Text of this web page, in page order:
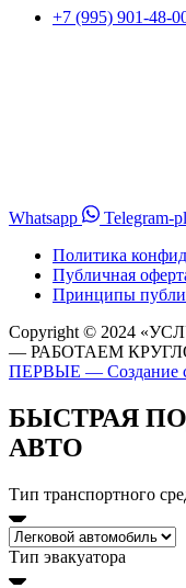
+7 (995) 901-48-
Whatsapp
Telegram-
Политика
Публичная
Принципы
Copyright © 2024
— РАБОТАЕМ
ПЕРВЫЕ — Создание
БЫСТРАЯ
АВТО
Тип транспортного
Тип эвакуатора